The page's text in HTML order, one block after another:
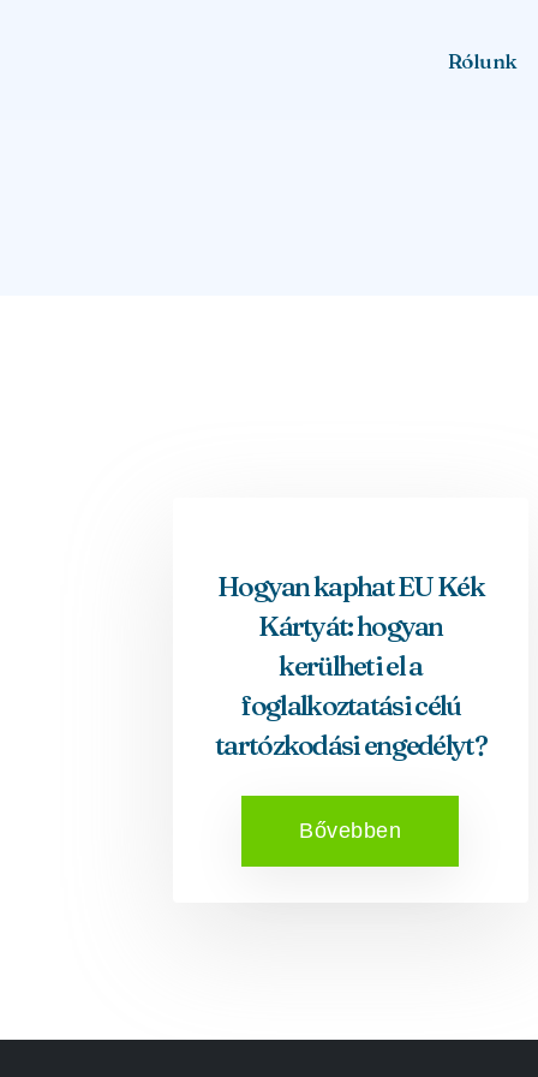
Rólunk
Hogyan kaphat EU Kék
Kártyát: hogyan
kerülheti el a
foglalkoztatási célú
tartózkodási engedélyt?
Bővebben